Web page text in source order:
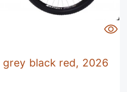
black red, 2026